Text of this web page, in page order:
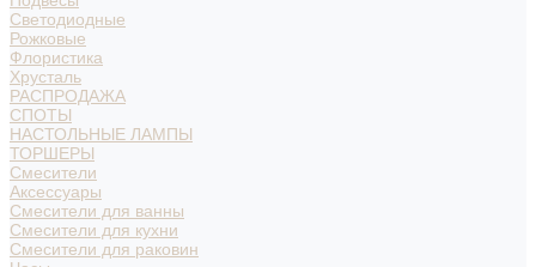
Светодиодные
Рожковые
Флористика
Хрусталь
РАСПРОДАЖА
СПОТЫ
НАСТОЛЬНЫЕ ЛАМПЫ
ТОРШЕРЫ
Смесители
Аксессуары
Смесители для ванны
Смесители для кухни
Смесители для раковин